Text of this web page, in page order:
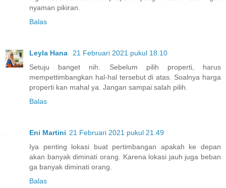
nyaman pikiran.
Balas
Leyla Hana
21 Februari 2021 pukul 18.10
Setuju banget nih. Sebelum pilih properti, harus
mempettimbangkan hal-hal tersebut di atas. Soalnya harga
properti kan mahal ya. Jangan sampai salah pilih.
Balas
Eni Martini 21 Februari 2021 pukul 21.49
Iya penting lokasi buat pertimbangan apakah ke depan
akan banyak diminati orang. Karena lokasi jauh juga beban
ga banyak diminati orang.
Balas